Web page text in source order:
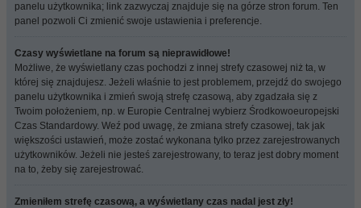
panelu użytkownika; link zazwyczaj znajduje się na górze stron forum. Ten
panel pozwoli Ci zmienić swoje ustawienia i preferencje.
Czasy wyświetlane na forum są nieprawidłowe!
Możliwe, że wyświetlany czas pochodzi z innej strefy czasowej niż ta, w
której się znajdujesz. Jeżeli właśnie to jest problemem, przejdź do swojego
panelu użytkownika i zmień swoją strefę czasową, aby zgadzała się z
Twoim położeniem, np. w Europie Centralnej wybierz Środkowoeuropejski
Czas Standardowy. Weź pod uwagę, że zmiana strefy czasowej, tak jak
większości ustawień, może zostać wykonana tylko przez zarejestrowanych
użytkowników. Jeżeli nie jesteś zarejestrowany, to teraz jest dobry moment
na to, żeby się zarejestrować.
Zmieniłem strefę czasową, a wyświetlany czas nadal jest zły!